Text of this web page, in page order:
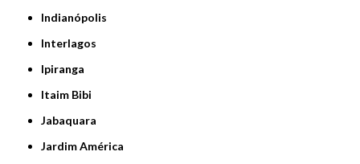
Indianópolis
Interlagos
Ipiranga
Itaim Bibi
Jabaquara
Jardim América